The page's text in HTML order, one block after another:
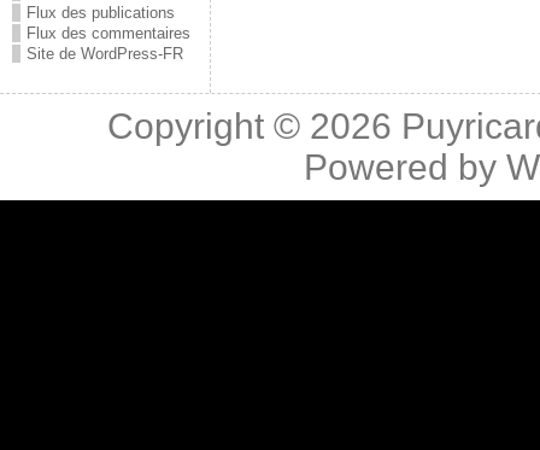
Flux des publications
Flux des commentaires
Site de WordPress-FR
Copyright © 2026
Powered by